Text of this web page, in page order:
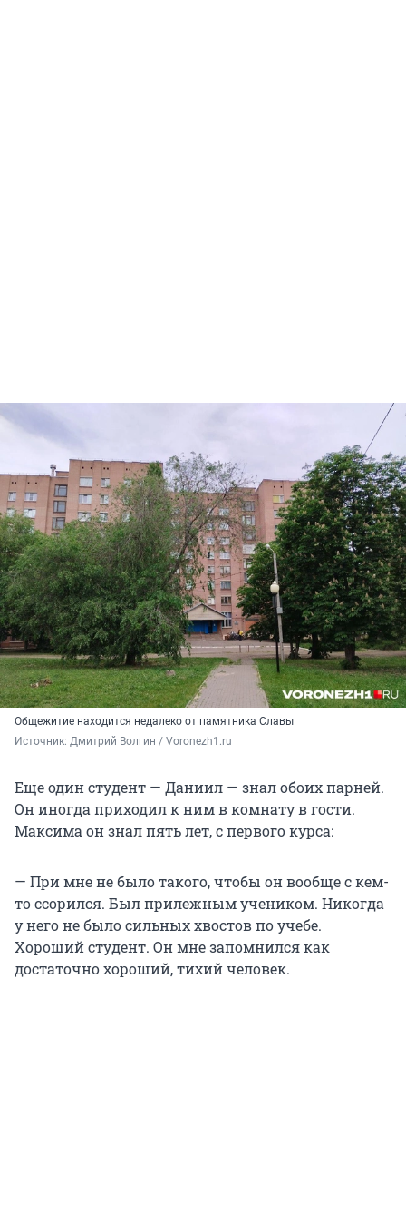
Общежитие находится недалеко от памятника Славы
Источник: Дмитрий Волгин / Voronezh1.ru
Еще один студент — Даниил — знал обоих парней.
Он иногда приходил к ним в комнату в гости.
Максима он знал пять лет, с первого курса:
— При мне не было такого, чтобы он вообще с кем-
то ссорился. Был прилежным учеником. Никогда
у него не было сильных хвостов по учебе.
Хороший студент. Он мне запомнился как
достаточно хороший, тихий человек.